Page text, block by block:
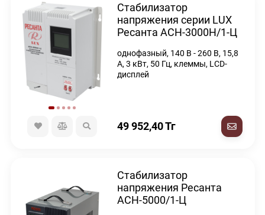
Стабилизатор
напряжения серии LUX
Ресанта АСН-3000Н/1-Ц
однофазный, 140 В - 260 В, 15,8
А, 3 кВт, 50 Гц, клеммы, LCD-
дисплей
49 952,40Тг
Стабилизатор
напряжения Ресанта
АСН-5000/1-Ц